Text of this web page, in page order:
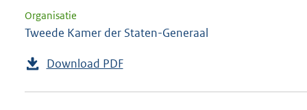
Organisatie
Tweede Kamer der Staten-Generaal
Download PDF